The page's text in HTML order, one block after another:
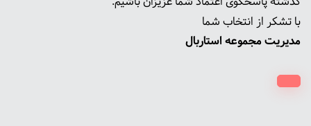
با تشکر از انتخاب شما
مدیریت مجموعه استاربال